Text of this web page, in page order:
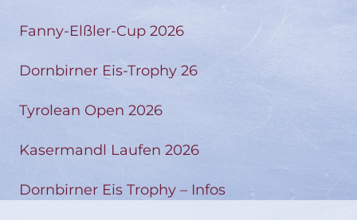
Fanny-Elßler-Cup 2026
Dornbirner Eis-Trophy 26
Tyrolean Open 2026
Kasermandl Laufen 2026
Dornbirner Eis Trophy – Infos